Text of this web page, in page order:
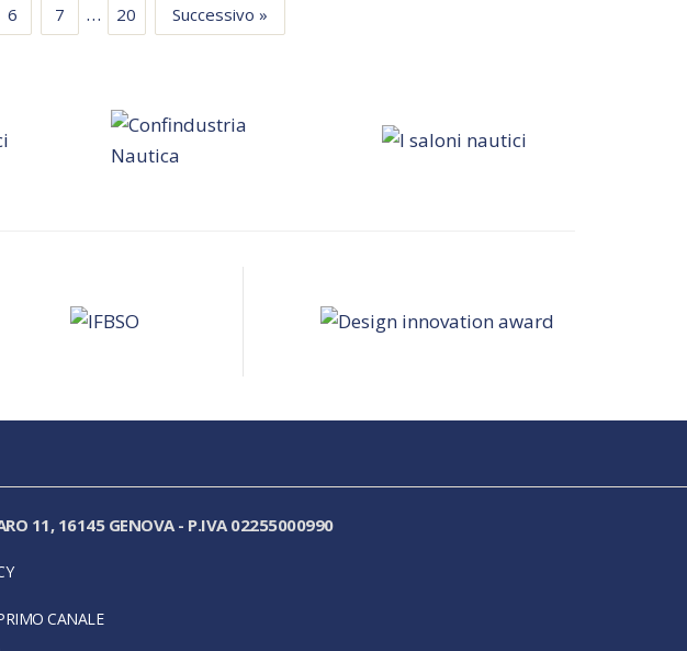
6 7 … 20 Successivo »
11, 16145 GENOVA- P.IVA 02255000990
CANALE